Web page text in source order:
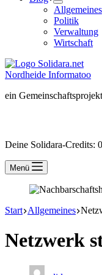
Allgemeines
Politik
Verwaltung
Wirtschaft
Nordheide Informatoo
ein
Deine Solidara-Credits: 0
Menü
Start Allgemeines
Netzwerk